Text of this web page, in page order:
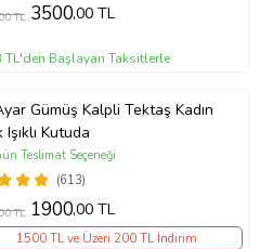
TL 3500,00 TL
TL'den Başlayan Taksitlerle
Gümüş Kalpli Tektaş Kadın
Işıklı Kutuda
(613)
Teslimat Seçeneği
TL 1900,00 TL
1500 TL ve Üzeri 200 TL İndirim